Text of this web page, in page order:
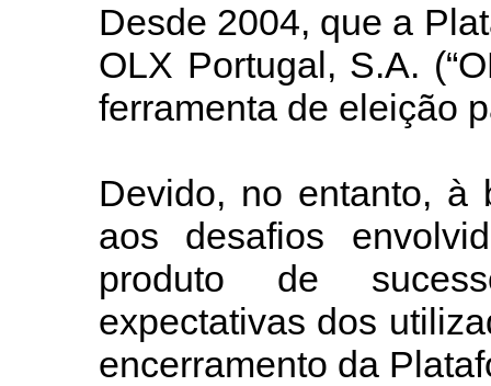
Desde 2004, que a
OLX Portugal, S.A.
ferramenta de eleição
Devido, no entanto, à
aos desafios
produto de
expectativas dos
encerramento da